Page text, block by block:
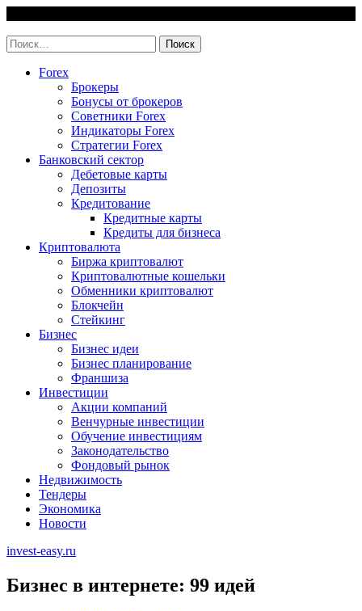
content
Найти:
Forex
Брокеры
Бонусы от брокеров
Советники Forex
Индикаторы Forex
Стратегии Forex
Банковский сектор
Дебетовые карты
Депозиты
Кредитование
Кредитные карты
Кредиты для бизнеса
Криптовалюта
Биржа криптовалют
Криптовалютные кошельки
Обменники криптовалют
Блокчейн
Стейкинг
Бизнес
Бизнес идеи
Бизнес планирование
Франшиза
Инвестиции
Акции компаний
Венчурные инвестиции
Обучение инвестициям
Законодательство
Фондовый рынок
Недвижимость
Тендеры
Экономика
Новости
invest-easy.ru
Бизнес в интернете: 99 идей